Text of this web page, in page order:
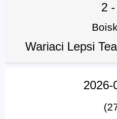
2-
Wariaci Lepsi
2026-